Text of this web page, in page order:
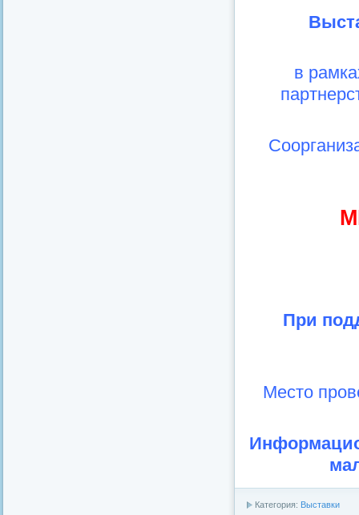
в
При
Место
Категория: Выставки